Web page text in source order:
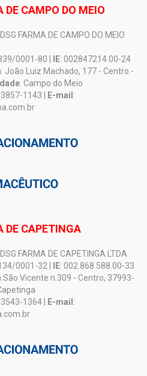
DE CAMPO DO MEIO
FARMA DE CAMPO DO MEIO
0001-80 | IE: 002847214.00-24
João Luiz Machado, 177 - Centro -
: Campo do Meio
1143 | E-mail :
DE CAPETINGA
FARMA DE CAPETINGA LTDA
0001-32 | IE: 002.868.588.00-33
São Vicente n.309 - Centro, 37993-
1364 | E-mail :